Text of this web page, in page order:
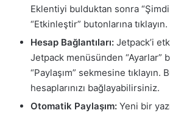
Eklentiyi bulduktan sonra “Şimdi
“Etkinleştir” butonlarına tıklayın.
Hesap Bağlantıları: Jetpack’i
Jetpack menüsünden “Ayarlar”
“Paylaşım” sekmesine tıklayın.
hesaplarınızı bağlayabilirsiniz.
Otomatik Paylaşım: Yeni bir